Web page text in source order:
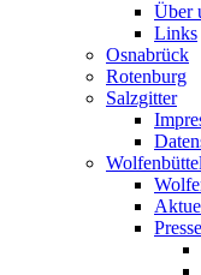
Über
Links
Osnabrück
Rotenburg
Salzgitter
Wolfenbüttel
Presse